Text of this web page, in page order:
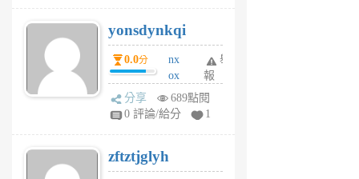
6
個
月
前
yonsdynkqi
0.0分
nx
ox
rh
pe
月
舉
報
分享
689點閱
0 評論/給分
1
zftztjglyh